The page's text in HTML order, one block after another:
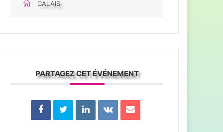
CALAIS
PARTAGEZ CET ÉVÉNEMENT